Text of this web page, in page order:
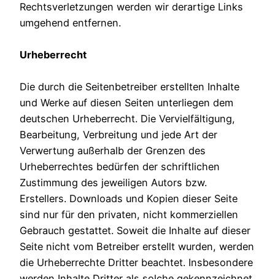
Rechtsverletzungen werden wir derartige Links
umgehend entfernen.
Urheberrecht
Die durch die Seitenbetreiber erstellten Inhalte
und Werke auf diesen Seiten unterliegen dem
deutschen Urheberrecht. Die Vervielfältigung,
Bearbeitung, Verbreitung und jede Art der
Verwertung außerhalb der Grenzen des
Urheberrechtes bedürfen der schriftlichen
Zustimmung des jeweiligen Autors bzw.
Erstellers. Downloads und Kopien dieser Seite
sind nur für den privaten, nicht kommerziellen
Gebrauch gestattet. Soweit die Inhalte auf dieser
Seite nicht vom Betreiber erstellt wurden, werden
die Urheberrechte Dritter beachtet. Insbesondere